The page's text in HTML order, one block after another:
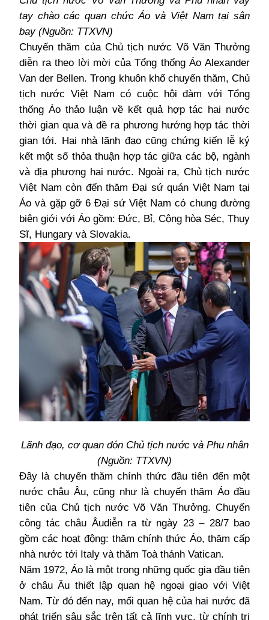
tay chào các quan chức Áo và Việt Nam tại sân
bay (Nguồn: TTXVN)
Chuyến thăm của Chủ tịch nước Võ Văn Thưởng
diễn ra theo lời mời của Tổng thống Áo Alexander
Van der Bellen. Trong khuôn khổ chuyến thăm, Chủ
tịch nước Việt Nam có cuộc hội đàm với Tổng
thống Áo thảo luận về kết quả hợp tác hai nước
thời gian qua và đề ra phương hướng hợp tác thời
gian tới. Hai nhà lãnh đạo cũng chứng kiến lễ ký
kết một số thỏa thuận hợp tác giữa các bộ, ngành
và địa phương hai nước. Ngoài ra, Chủ tịch nước
Việt Nam còn đến thăm Đại sứ quán Việt Nam tại
Áo và gặp gỡ 6 Đại sứ Việt Nam có chung đường
biên giới với Áo gồm: Đức, Bỉ, Cộng hòa Séc, Thụy
Sĩ, Hungary và Slovakia.
Lãnh đạo, cơ quan đón Chủ tịch nước và Phu nhân
(Nguồn: TTXVN)
Đây là chuyến thăm chính thức đầu tiên đến một
nước châu Âu, cũng như là chuyến thăm Áo đầu
tiên của Chủ tịch nước Võ Văn Thưởng. Chuyến
công tác châu Âudiễn ra từ ngày 23 – 28/7 bao
gồm các hoạt động: thăm chính thức Áo, thăm cấp
nhà nước tới Italy và thăm Toà thánh Vatican.
Năm 1972, Áo là một trong những quốc gia đầu tiên
ở châu Âu thiết lập quan hệ ngoại giao với Việt
Nam. Từ đó đến nay, mối quan hệ của hai nước đã
phát triển sâu sắc trên tất cả lĩnh vực, từ chính trị